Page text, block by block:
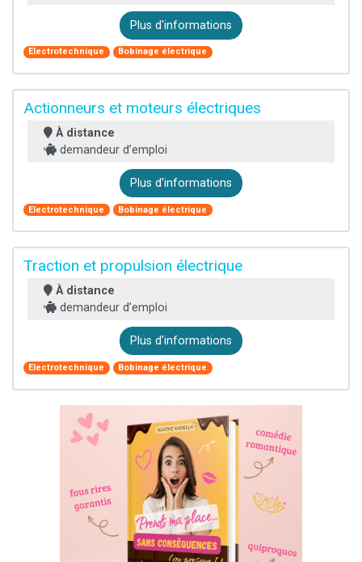
Plus d'informations
Electrotechnique Bobinage électrique
Actionneurs et moteurs électriques
À distance
demandeur d’emploi
Plus d'informations
Electrotechnique Bobinage électrique
Traction et propulsion électrique
À distance
demandeur d’emploi
Plus d'informations
Electrotechnique Bobinage électrique